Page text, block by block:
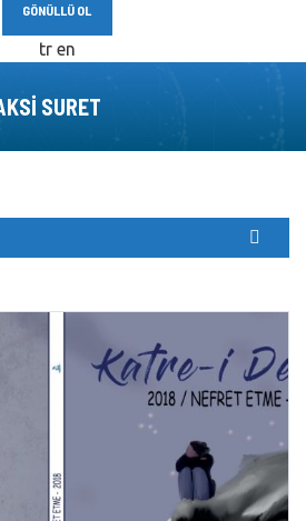
GÖNÜLLÜ OL
tr en
SURET